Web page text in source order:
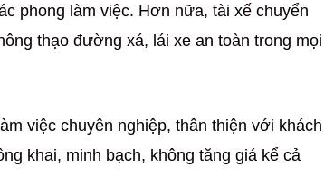
phong làm việc. Hơn nữa, tài xế chuyển
thạo đường xá, lái xe an toàn trong mọi
việc chuyên nghiệp, thân thiện với khách
khai, minh bạch, không tăng giá kể cả